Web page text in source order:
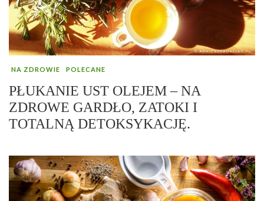
NA ZDROWIE POLECANE
PŁUKANIE UST OLEJEM – NA
ZDROWE GARDŁO, ZATOKI I
TOTALNĄ DETOKSYKACJĘ.